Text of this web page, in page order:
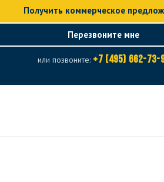
Получить коммерческое
Перезвоните мне
или позвоните: +7 (495) 662-73-